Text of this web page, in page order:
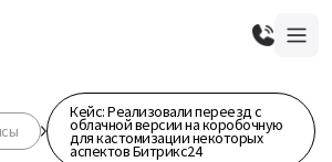
Кейс: Реализовали переезд с
облачной версии на коробочную
для кастомизации некоторых
аспектов Битрикс24